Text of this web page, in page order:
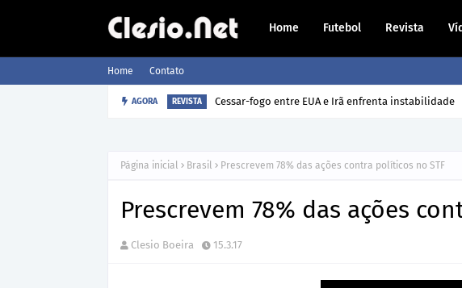
Home Futebol Revista
Home Contato
AGORA
REVISTA Como o cão sabe a hora que o dono volta para casa?
Página inicial Brasil Prescrevem 78% das ações contra políticos no STF
Prescrevem 78% das ações
Clesio Boeira 15.3.17